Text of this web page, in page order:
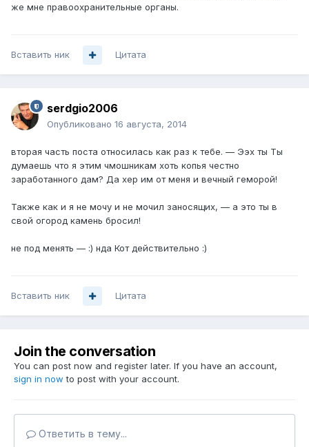
же мне правоохранительные органы.
Вставить ник Цитата
serdgio2006
Опубликовано 16 августа, 2014
вторая часть поста относилась как раз к тебе. — Ээх ты Ты
думаешь что я этим чмошникам хоть копья честно
заработанного дам? Да хер им от меня и вечный геморой!
Также как и я не мочу и не мочил заносящих, — а это ты в
свой огород камень бросил!
не под менять — :) нда Кот действительно :)
Вставить ник Цитата
Join the conversation
You can post now and register later. If you have an account,
sign in now to post with your account.
Ответить в тему...